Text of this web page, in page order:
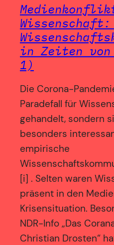
in Zeiten
1)
Die Corona-
Paradefall für
gehandelt, sondern
besonders
empirische
[i] . Selten waren
präsent in den
Krisensituation.
NDR-Info „Das
Christian Drosten“